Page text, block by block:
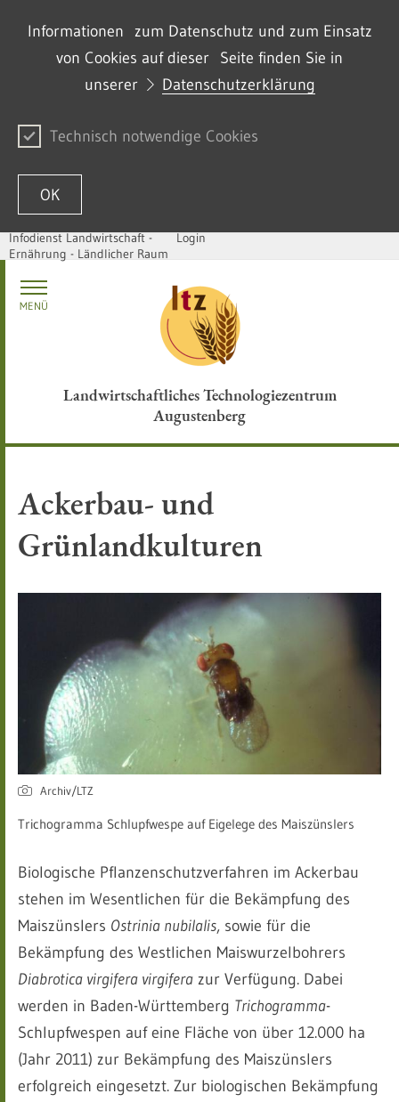
Informationen zum Datenschutz und zum Einsatz
von Cookies auf dieser Seite finden Sie in
unserer
Datenschutzerklärung
Technisch notwendige Cookies
OK
Zum Inhalt springen
Infodienst Landwirtschaft -
Ernährung - Ländlicher Raum
Login
Landwirtschaftliches Technologiezentrum
Augustenberg
MENÜ
Ackerbau- und
Grünlandkulturen
Archiv/LTZ
Trichogramma Schlupfwespe auf Eigelege des Maiszünslers
Biologische Pflanzenschutzverfahren im Ackerbau
stehen im Wesentlichen für die Bekämpfung des
Maiszünslers Ostrinia nubilalis, sowie für die
Bekämpfung des Westlichen Maiswurzelbohrers
Diabrotica virgifera virgifera zur Verfügung. Dabei
werden in Baden-Württemberg Trichogramma-
Schlupfwespen auf eine Fläche von über 12.000 ha
(Jahr 2011) zur Bekämpfung des Maiszünslers
erfolgreich eingesetzt. Zur biologischen Bekämpfung